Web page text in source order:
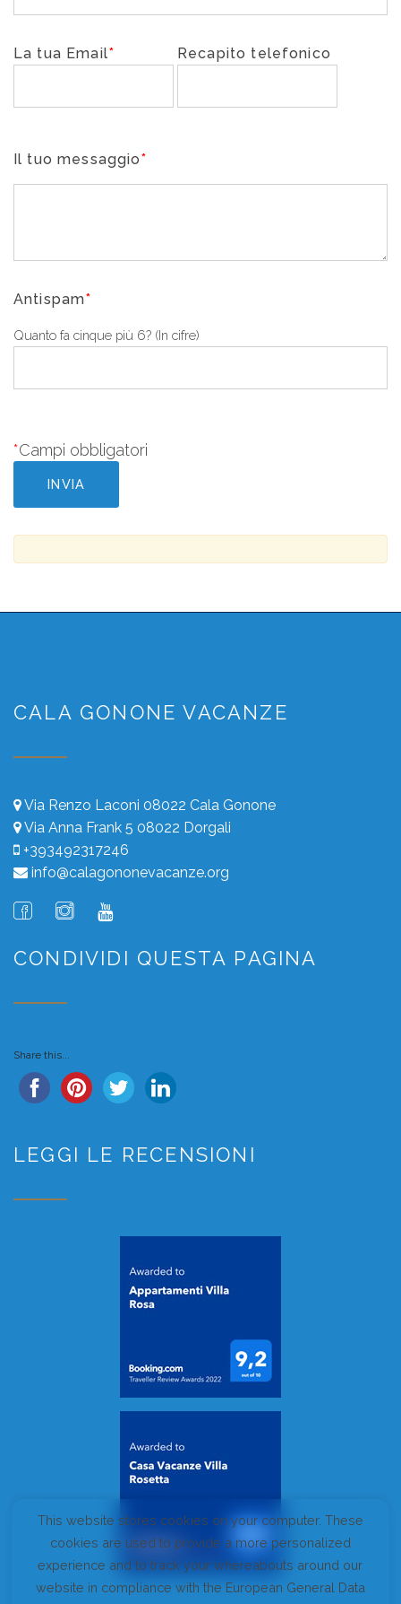
La tua Email* Recapito telefonico
Il tuo messaggio*
Antispam*
Quanto fa cinque più 6? (In cifre)
*Campi obbligatori
CALA GONONE VACANZE
Via Renzo Laconi 08022 Cala Gonone
Via Anna Frank 5 08022 Dorgali
+393492317246
info@calagononevacanze.org
CONDIVIDI QUESTA PAGINA
Share this...
LEGGI LE RECENSIONI
This website stores cookies on your computer. These
cookies are used to provide a more personalized
experience and to track your whereabouts around our
website in compliance with the European General Data